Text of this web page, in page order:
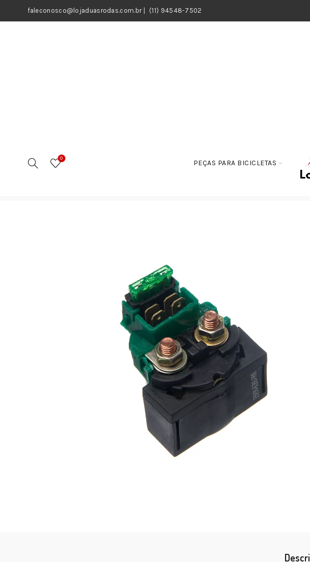
faleconosco@lojaduasrodas.com.br| (11) 94548-7502
0
PEÇAS PARA BICICLETAS
Interruptor de Partida Rele-